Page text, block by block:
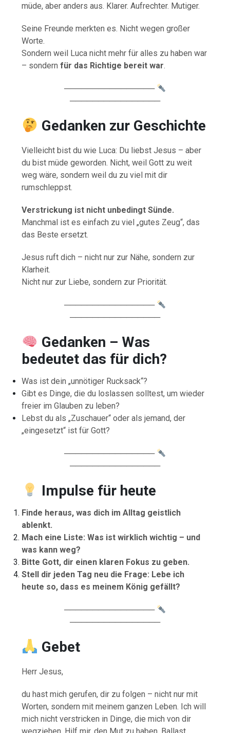
müde, aber anders aus. Klarer. Aufrechter. Mutiger.
Seine Freunde merkten es. Nicht wegen großer
Worte.
Sondern weil Luca nicht mehr für alles zu haben war
– sondernfür das Richtige bereit war.
────────────────
────────────────
Gedanken zur Geschichte
Vielleicht bist du wie Luca: Du liebst Jesus – aber
du bist müde geworden. Nicht, weil Gott zu weit
weg wäre, sondern weil du zu viel mit dir
rumschleppst.
Verstrickung ist nicht unbedingt Sünde.
Manchmal ist es einfach zu viel „gutes Zeug“, das
das Beste ersetzt.
Jesus ruft dich – nicht nur zur Nähe, sondern zur
Klarheit.
Nicht nur zur Liebe, sondern zur Priorität.
────────────────
────────────────
Gedanken – Was
bedeutet das für dich?
Was ist dein „unnötiger Rucksack“?
Gibt es Dinge, die du loslassen solltest, um wieder
freier im Glauben zu leben?
Lebst du als „Zuschauer“ oder als jemand, der
„eingesetzt“ ist für Gott?
────────────────
────────────────
Impulse für heute
Finde heraus, was dich im Alltag geistlich
ablenkt.
Mach eine Liste: Was ist wirklich wichtig – und
was kann weg?
Bitte Gott, dir einen klaren Fokus zu geben.
Stell dir jeden Tag neu die Frage: Lebe ich
heute so, dass es meinem König gefällt?
────────────────
────────────────
Gebet
Herr Jesus,
du hast mich gerufen, dir zu folgen – nicht nur mit
Worten, sondern mit meinem ganzen Leben. Ich will
mich nicht verstricken in Dinge, die mich von dir